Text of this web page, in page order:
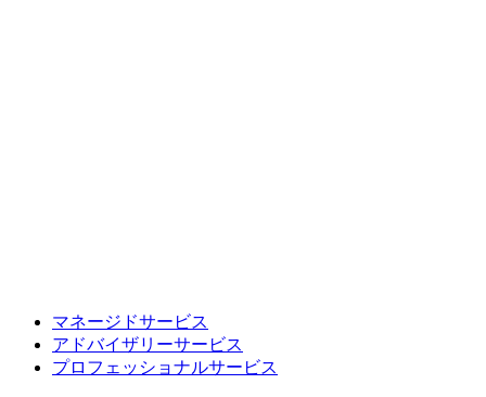
マネージドサービス
アドバイザリーサービス
プロフェッショナルサービス